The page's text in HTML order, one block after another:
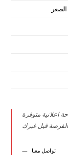
اعلانية متوفرة
قبل غيرك
تواصل معنا